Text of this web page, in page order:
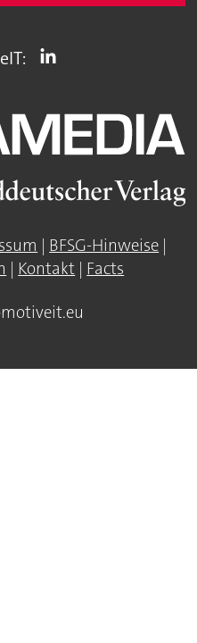
| BFSG-Hinweise |
| Kontakt | Facts